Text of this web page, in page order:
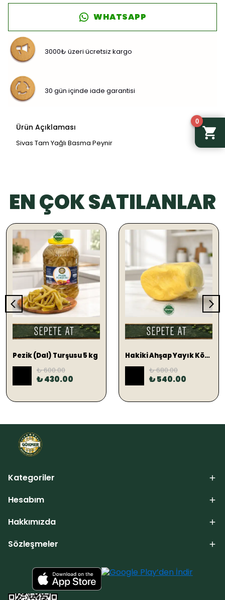
0
WHATSAPP
3000₺ üzeri ücretsiz kargo
30 gün içinde iade garantisi
Ürün Açıklaması
Sivas Tam Yağlı Basma Peynir
EN ÇOK SATILANLAR
SEPETE EKLE
Pezik (Dal) Turşusu 5 kg
₺ 600.00
₺ 430.00
SEPETE EKLE
Hakiki Ahşap Yayık Köy Tereyağ 1 KG (TUZLU)
₺ 680.00
₺ 540.00
Kategoriler
Hesabım
Hakkımızda
Sözleşmeler